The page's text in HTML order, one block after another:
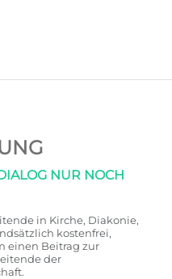
NUR NOCH
in Kirche, Diakonie,
kostenfrei,
einen Beitrag zur
der